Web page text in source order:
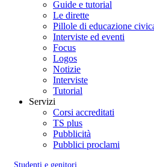
Guide e tutorial
Le dirette
Pillole di educazione
Interviste ed eventi
Focus
Logos
Notizie
Interviste
Tutorial
Servizi
Corsi accreditati
TS plus
Pubblicità
Pubblici proclami
Studenti e genitori